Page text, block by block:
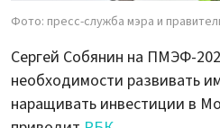
Фото: пресс-служба мэра и
Сергей Собянин на ПМЭФ-
необходимости развивать
наращивать инвестиции в